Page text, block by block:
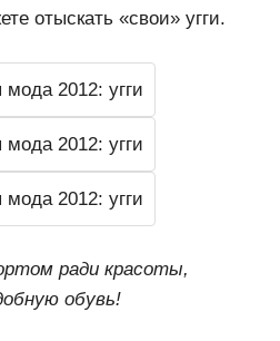
отыскать «свои» угги.
ради красоты,
обувь!